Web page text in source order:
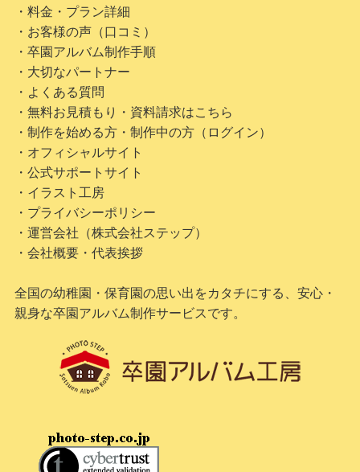
・料金・プラン詳細
・お客様の声（口コミ）
・卒園アルバム制作手順
・大切なパートナー
・よくある質問
・無料お見積もり・資料請求はこちら
・制作を始める方・制作中の方（ログイン）
・オフィシャルサイト
・公式サポートサイト
・イラスト工房
・プライバシーポリシー
・運営会社（株式会社ステップ）
・会社概要・代表挨拶
全国の幼稚園・保育園の思い出をカタチにする、安心・
親身な卒園アルバム制作サービスです。